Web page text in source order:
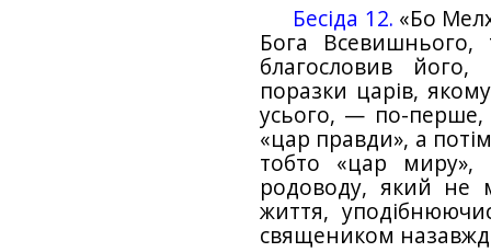
Бесіда 12. «Бо
Бога Всевишнього,
благословив
поразки царів,
усього, — по-
«цар правди», а
тобто «цар миру»,
родоводу, який не
життя,
священиком